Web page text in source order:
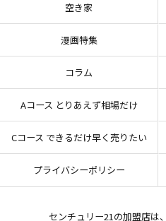
空き家
漫画特集
コラム
Aコース とりあえず相場だけ
Cコース できるだけ早く売りたい
プライバシーポリシー
センチュリー21の加盟店は